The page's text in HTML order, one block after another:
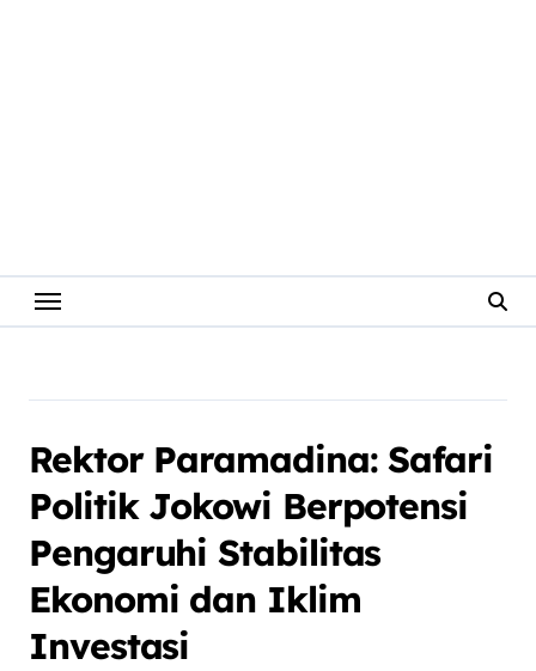
Rektor Paramadina: Safari
Politik Jokowi Berpotensi
Pengaruhi Stabilitas
Ekonomi dan Iklim
Investasi